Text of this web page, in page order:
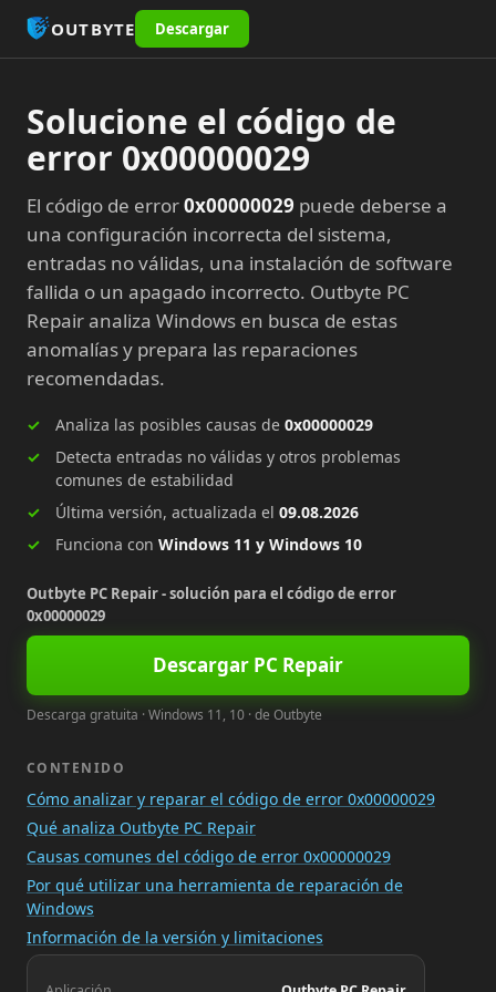
OUTBYTE Descargar
Solucione el código de
error 0x00000029
El código de error0x00000029 puede deberse a
una configuración incorrecta del sistema,
entradas no válidas, una instalación de software
fallida o un apagado incorrecto. Outbyte PC
Repair analiza Windows en busca de estas
anomalías y prepara las reparaciones
recomendadas.
Analiza las posibles causas de 0x00000029
Detecta entradas no válidas y otros problemas
comunes de estabilidad
Última versión, actualizada el 09.08.2026
Funciona con Windows 11 y Windows 10
Outbyte PC Repair - solución para el código de error
0x00000029
Descargar PC Repair
Descarga gratuita · Windows 11, 10 · de Outbyte
CONTENIDO
Cómo analizar y reparar el código de error 0x00000029
Qué analiza Outbyte PC Repair
Causas comunes del código de error 0x00000029
Por qué utilizar una herramienta de reparación de
Windows
Información de la versión y limitaciones